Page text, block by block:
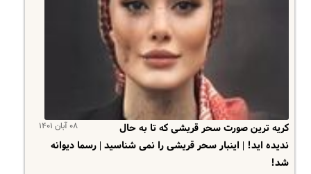
۰۸ آبان ۱۴۰۱
کریه ترین صورت سحر قریشی که تا به حال
ندیده اید! | اینبار سحر قریشی را نمی شناسید | رسما دیوانه
شد!